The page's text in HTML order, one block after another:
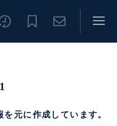
元に作成しています。